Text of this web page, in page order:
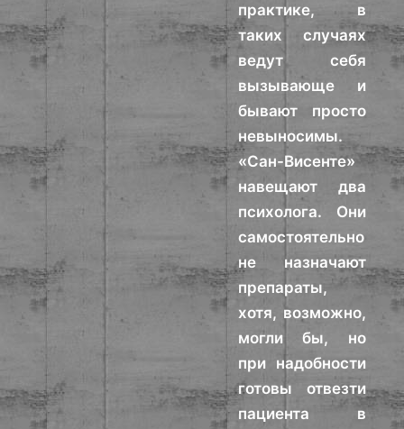
практике, в
таких случаях
ведут себя
вызывающе и
бывают просто
невыносимы.
«Сан-Висенте»
навещают два
психолога. Они
самостоятельно
не назначают
препараты,
хотя, возможно,
могли бы, но
при надобности
готовы отвезти
пациента в